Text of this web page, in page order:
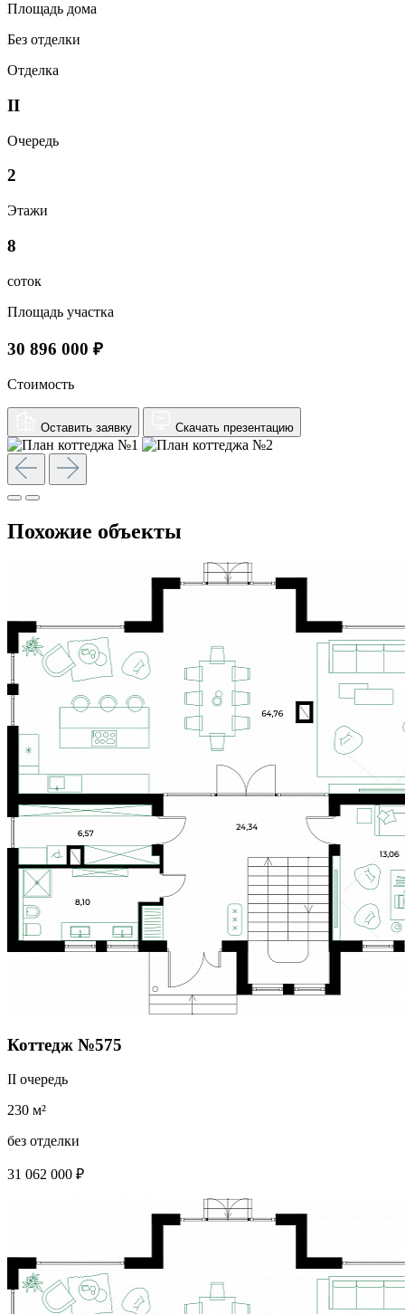
Площадь дома
Без отделки
Отделка
II
Очередь
2
Этажи
8
соток
Площадь участка
30 896 000 ₽
Стоимость
Оставить заявку Скачать презентацию
Похожие объекты
Коттедж №575
II очередь
230 м²
без отделки
31 062 000 ₽